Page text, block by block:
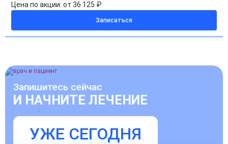
Цена по акции: от 36 125 ₽
Записаться
Запишитесь сейчас
И НАЧНИТЕ ЛЕЧЕНИЕ
УЖЕ СЕГОДНЯ